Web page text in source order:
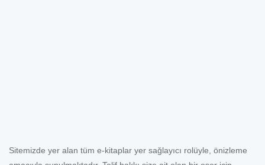
Sitemizde yer alan tüm e-kitaplar yer sağlayıcı rolüyle, önizleme